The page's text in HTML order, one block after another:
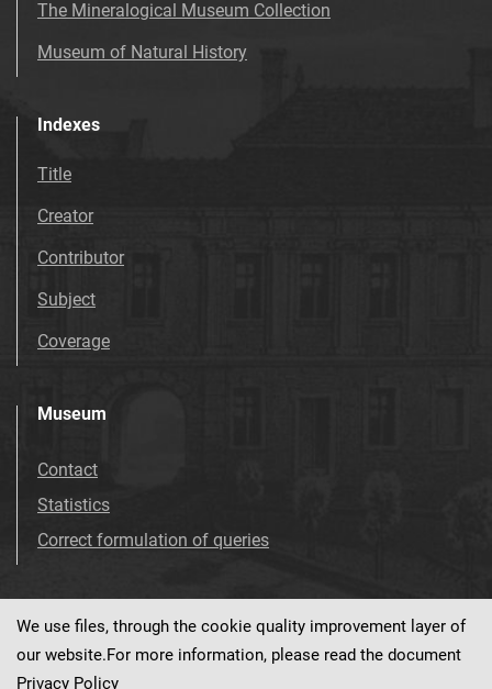
The Mineralogical Museum Collection
Museum of Natural History
Indexes
Title
Creator
Contributor
Subject
Coverage
Museum
Contact
Statistics
Correct formulation of queries
Facebook
We use files, through the cookie quality improvement layer of
our website.For more information, please read the document
Privacy Policy